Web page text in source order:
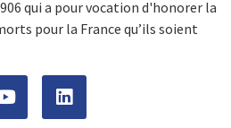
qui a pour vocation d'honorer la
pour la France qu’ils soient